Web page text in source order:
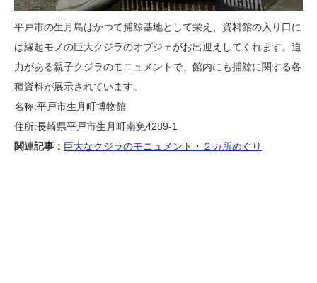
平戸市の生月島はかつて捕鯨基地として栄え、資料館の入り口に
は縁起モノの巨大クジラのオブジェがお出迎えしてくれます。迫
力がある親子クジラのモニュメントで、館内にも捕鯨に関する各
種資料が展示されています。
名称:平戸市生月町博物館
住所:長崎県平戸市生月町南免4289-1
関連記事： 巨大なクジラのモニュメント・２カ所めぐり